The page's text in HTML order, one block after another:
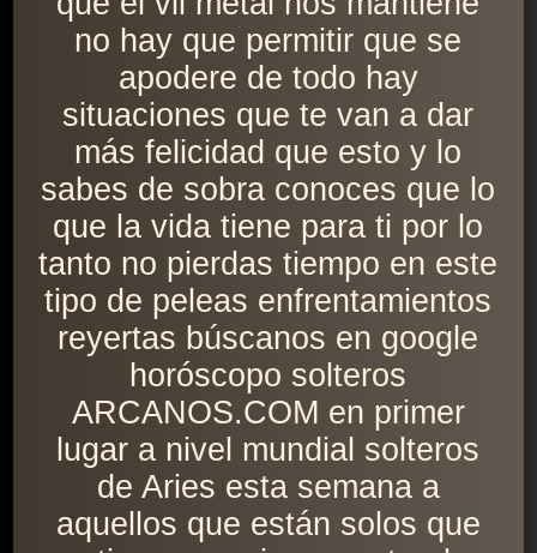
no hay que permitir que se
apodere de todo hay
situaciones que te van a dar
más felicidad que esto y lo
sabes de sobra conoces que lo
que la vida tiene para ti por lo
tanto no pierdas tiempo en este
tipo de peleas enfrentamientos
reyertas búscanos en google
horóscopo solteros
ARCANOS.COM en primer
lugar a nivel mundial solteros
de Aries esta semana a
aquellos que están solos que